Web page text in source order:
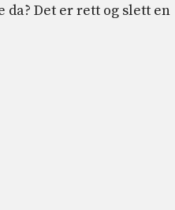
Det er rett og slett en